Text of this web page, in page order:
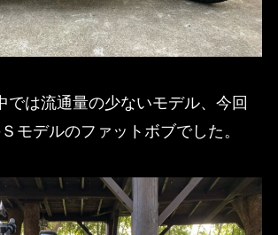
では流通量の少ないモデル、今回
モデルのファットボブでした。